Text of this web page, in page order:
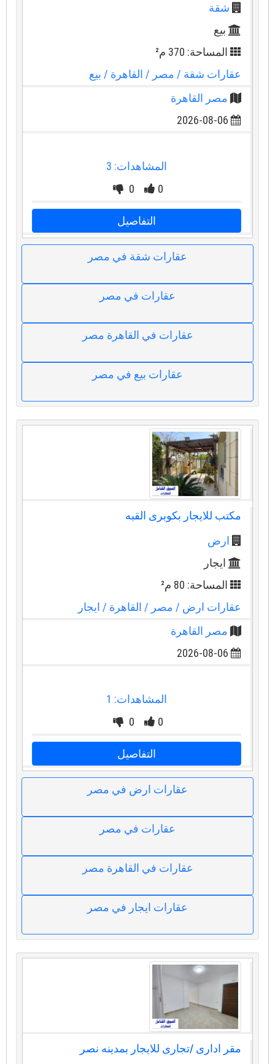
شقة
بيع
المساحة: 370 م²
عقارات شقة / مصر / القاهرة/ بيع
مصر القاهرة
2026-08-06
المشاهدات: 3
0
0
التفاصيل
عقارات شقة في مصر
عقارات في مصر
عقارات في القاهرة مصر
عقارات بيع في مصر
مكتب للايجار بكوبرى القبه
ارض
ايجار
المساحة: 80 م²
عقارات ارض / مصر / القاهرة/ ايجار
مصر القاهرة
2026-08-06
المشاهدات: 1
0
0
التفاصيل
عقارات ارض في مصر
عقارات في مصر
عقارات في القاهرة مصر
عقارات ايجار في مصر
مقر ادارى /تجارى للايجار بمدينه نصر